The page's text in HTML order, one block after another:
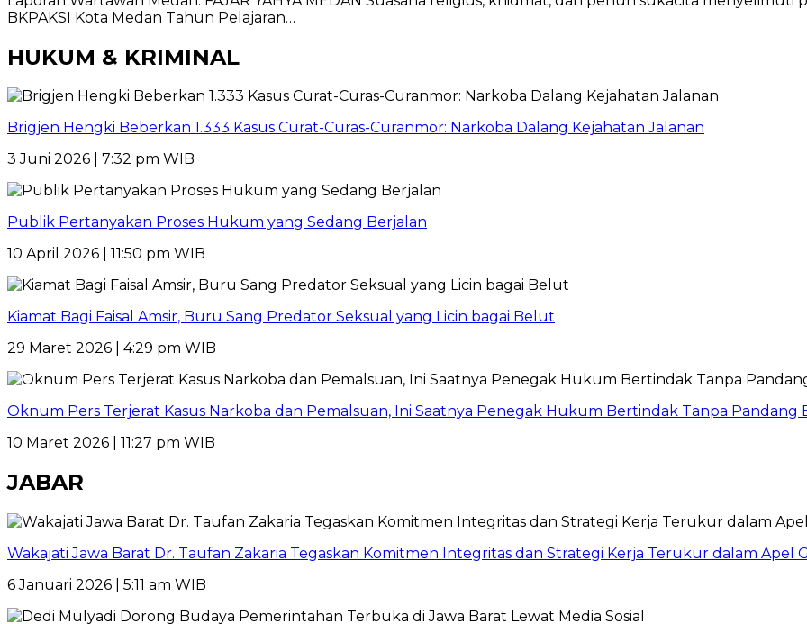
BKPAKSI Kota Medan Tahun Pelajaran…
HUKUM & KRIMINAL
Brigjen Hengki Beberkan 1.333 Kasus Curat-Curas-Curanmor: Narkoba Dalang Kejahatan Jalanan
3 Juni 2026 | 7:32 pm WIB
Publik Pertanyakan Proses Hukum yang Sedang Berjalan
10 April 2026 | 11:50 pm WIB
Kiamat Bagi Faisal Amsir, Buru Sang Predator Seksual yang Licin bagai Belut
29 Maret 2026 | 4:29 pm WIB
Oknum Pers Terjerat Kasus Narkoba dan Pemalsuan, Ini Saatnya Penegak Hukum Bertindak Tanpa Pandang
10 Maret 2026 | 11:27 pm WIB
JABAR
Wakajati Jawa Barat Dr. Taufan Zakaria Tegaskan Komitmen Integritas dan Strategi Kerja Terukur dalam Apel
6 Januari 2026 | 5:11 am WIB